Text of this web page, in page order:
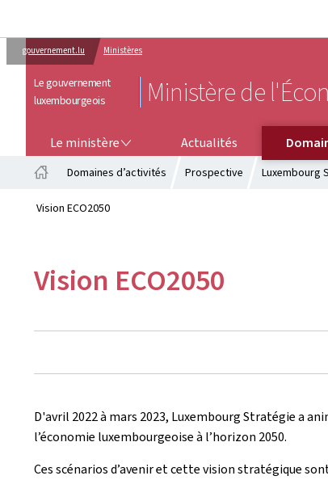
gouvernement.lu Ministères
Le gouvernement
luxembourgeois
Ministère de
Le ministère Actualités
Domaines d’activités Prospective Luxembourg
Vision ECO2050
Vision ECO2050
D'avril 2022 à mars 2023, Luxembourg Stratégie a
l’économie luxembourgeoise à l’horizon 2050.
Ces scénarios d’avenir et cette vision stratégique